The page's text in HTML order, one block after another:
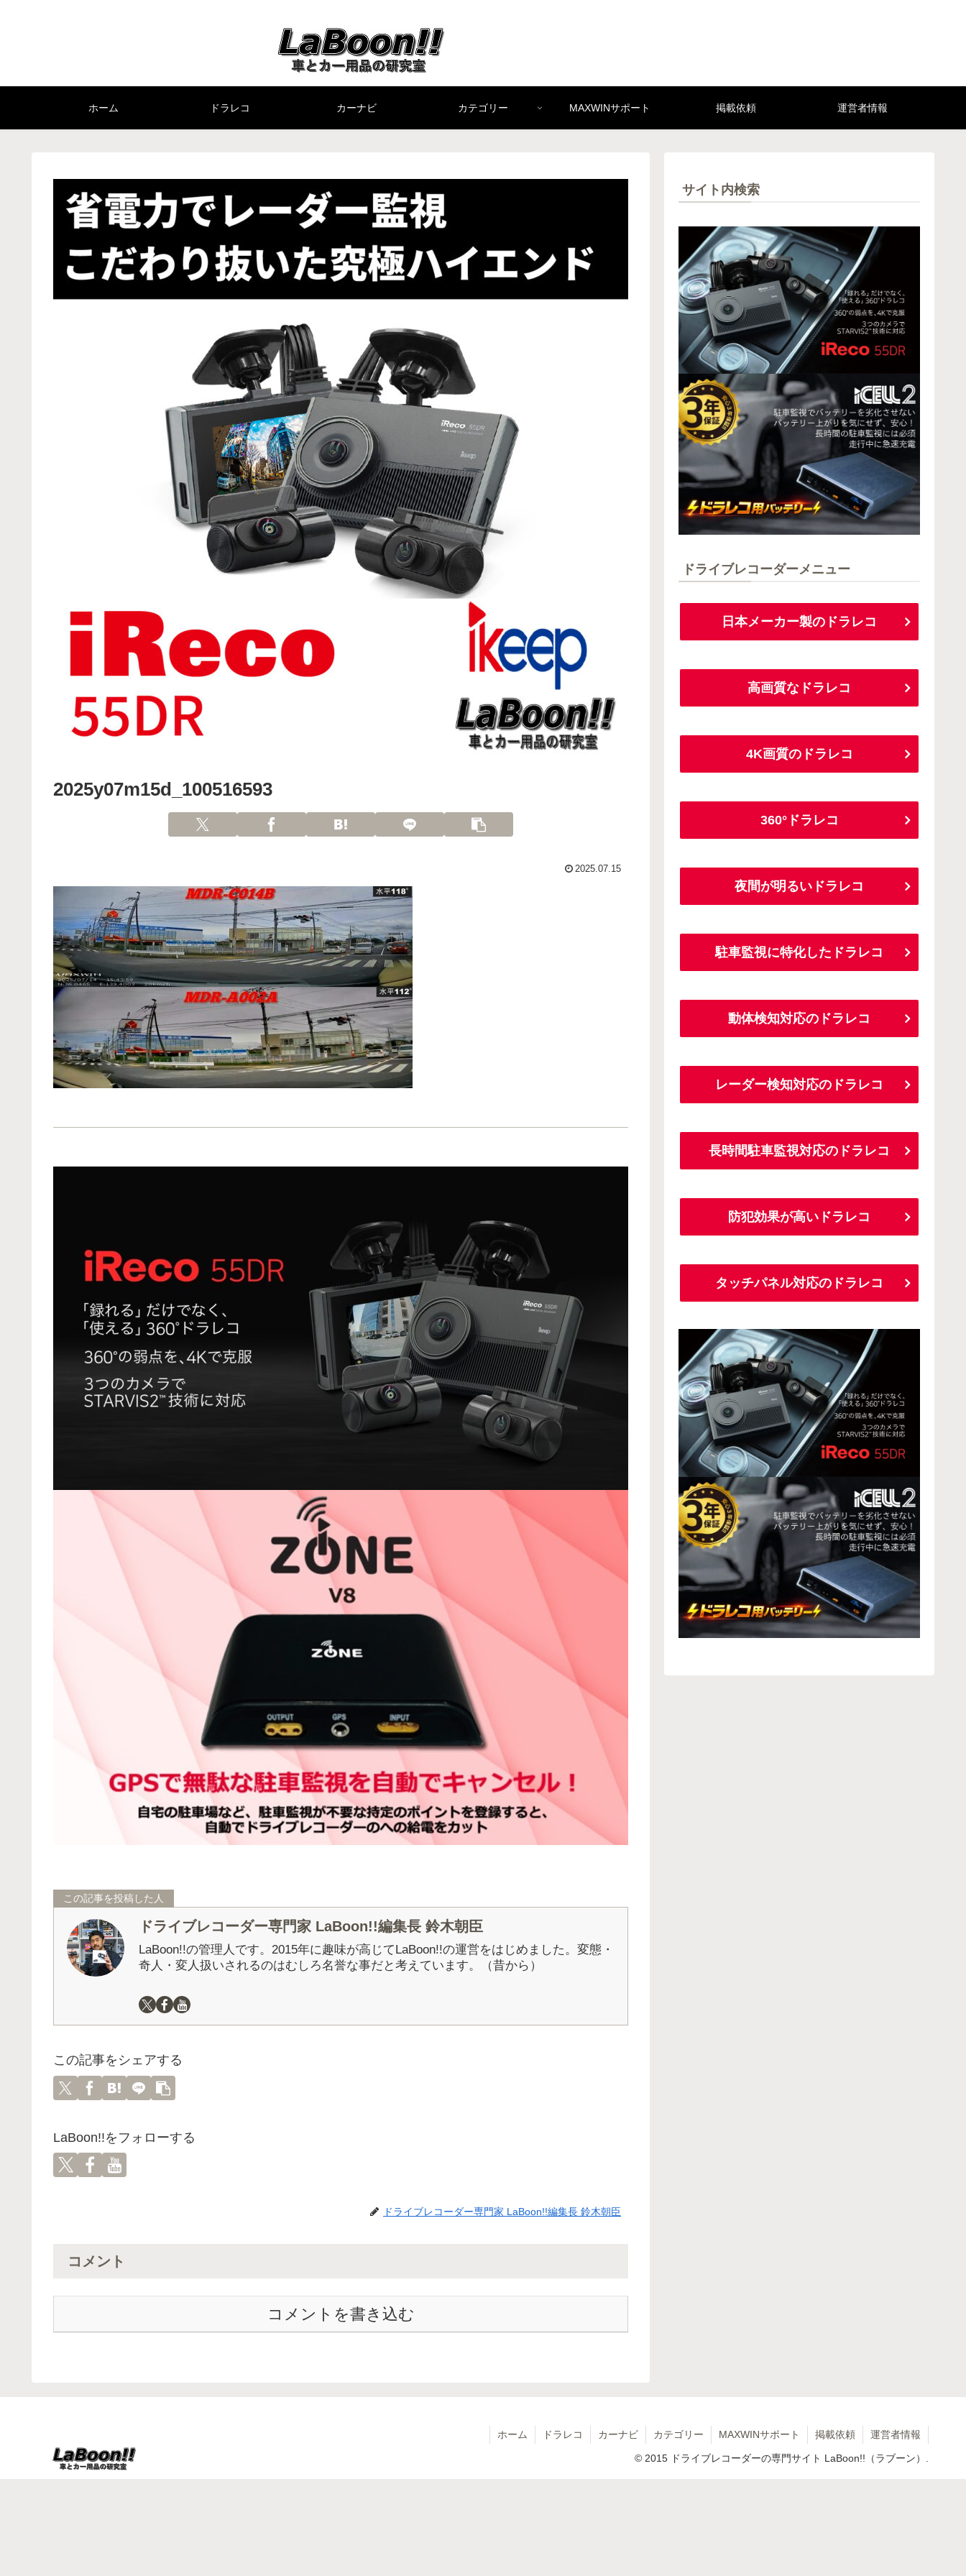
ホーム ドラレコ カーナビ カテゴリー MAXWINサポート 掲載依頼 運営者情報
2025y07m15d_100516593
2025.07.15
この記事を投稿した人
ドライブレコーダー専門家 LaBoon!!編集長 鈴木朝臣
LaBoon!!の管理人です。2015年に趣味が高じてLaBoon!!の運営をはじめました。変態・
奇人・変人扱いされるのはむしろ名誉な事だと考えています。（昔から）
この記事をシェアする
LaBoon!!をフォローする
ドライブレコーダー専門家 LaBoon!!編集長 鈴木朝臣
コメント
コメントを書き込む
サイト内検索
ドライブレコーダーメニュー
日本メーカー製のドラレコ
高画質なドラレコ
4K画質のドラレコ
360°ドラレコ
夜間が明るいドラレコ
駐車監視に特化したドラレコ
動体検知対応のドラレコ
レーダー検知対応のドラレコ
長時間駐車監視対応のドラレコ
防犯効果が高いドラレコ
タッチパネル対応のドラレコ
ホーム ドラレコ カーナビ カテゴリー MAXWINサポート 掲載依頼 運営者情報
© 2015 ドライブレコーダーの専門サイト LaBoon!!（ラブーン）.